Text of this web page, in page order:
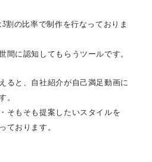
割の比率で制作を行なっておりま
間に認知してもらうツールです。
ると、自社紹介が自己満足動画に
。
そもそも提案したいスタイルを
ております。